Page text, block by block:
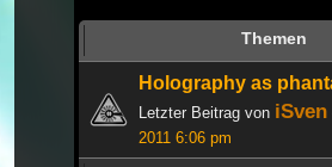
Themen
Holography as
Letzter Beitrag von iSven
2011 6:06 pm